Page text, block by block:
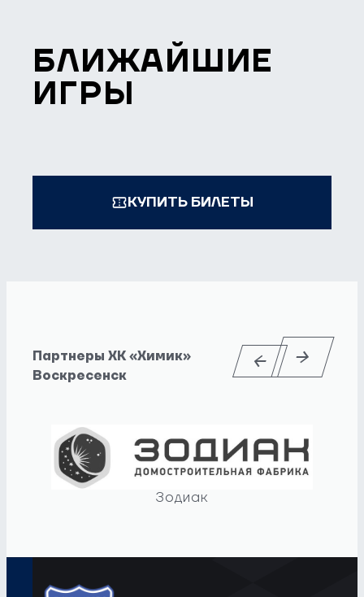
БЛИЖАЙШИЕ
ИГРЫ
КУПИТЬ БИЛЕТЫ
Партнеры ХК «Химик»
Воскресенск
Зодиак